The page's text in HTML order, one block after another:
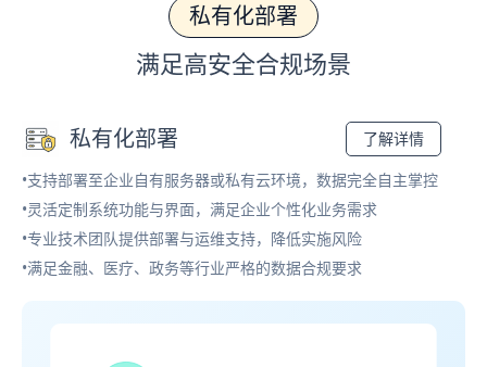
私有化部署
满足高安全合规场景
私有化部署 了解详情
•支持部署至企业自有服务器或私有云环境，数据完全自主掌控
•灵活定制系统功能与界面，满足企业个性化业务需求
•专业技术团队提供部署与运维支持，降低实施风险
•满足金融、医疗、政务等行业严格的数据合规要求